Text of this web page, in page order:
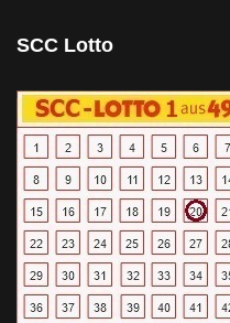
SCC Lotto